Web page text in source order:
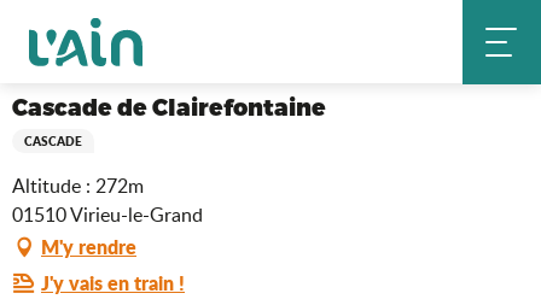
contenu
principal
Accueil Cascade de Clairefontaine
Cascade de Clairefontaine
CASCADE
Altitude : 272m
01510 Virieu-le-Grand
M'y rendre
J'y vais en train !